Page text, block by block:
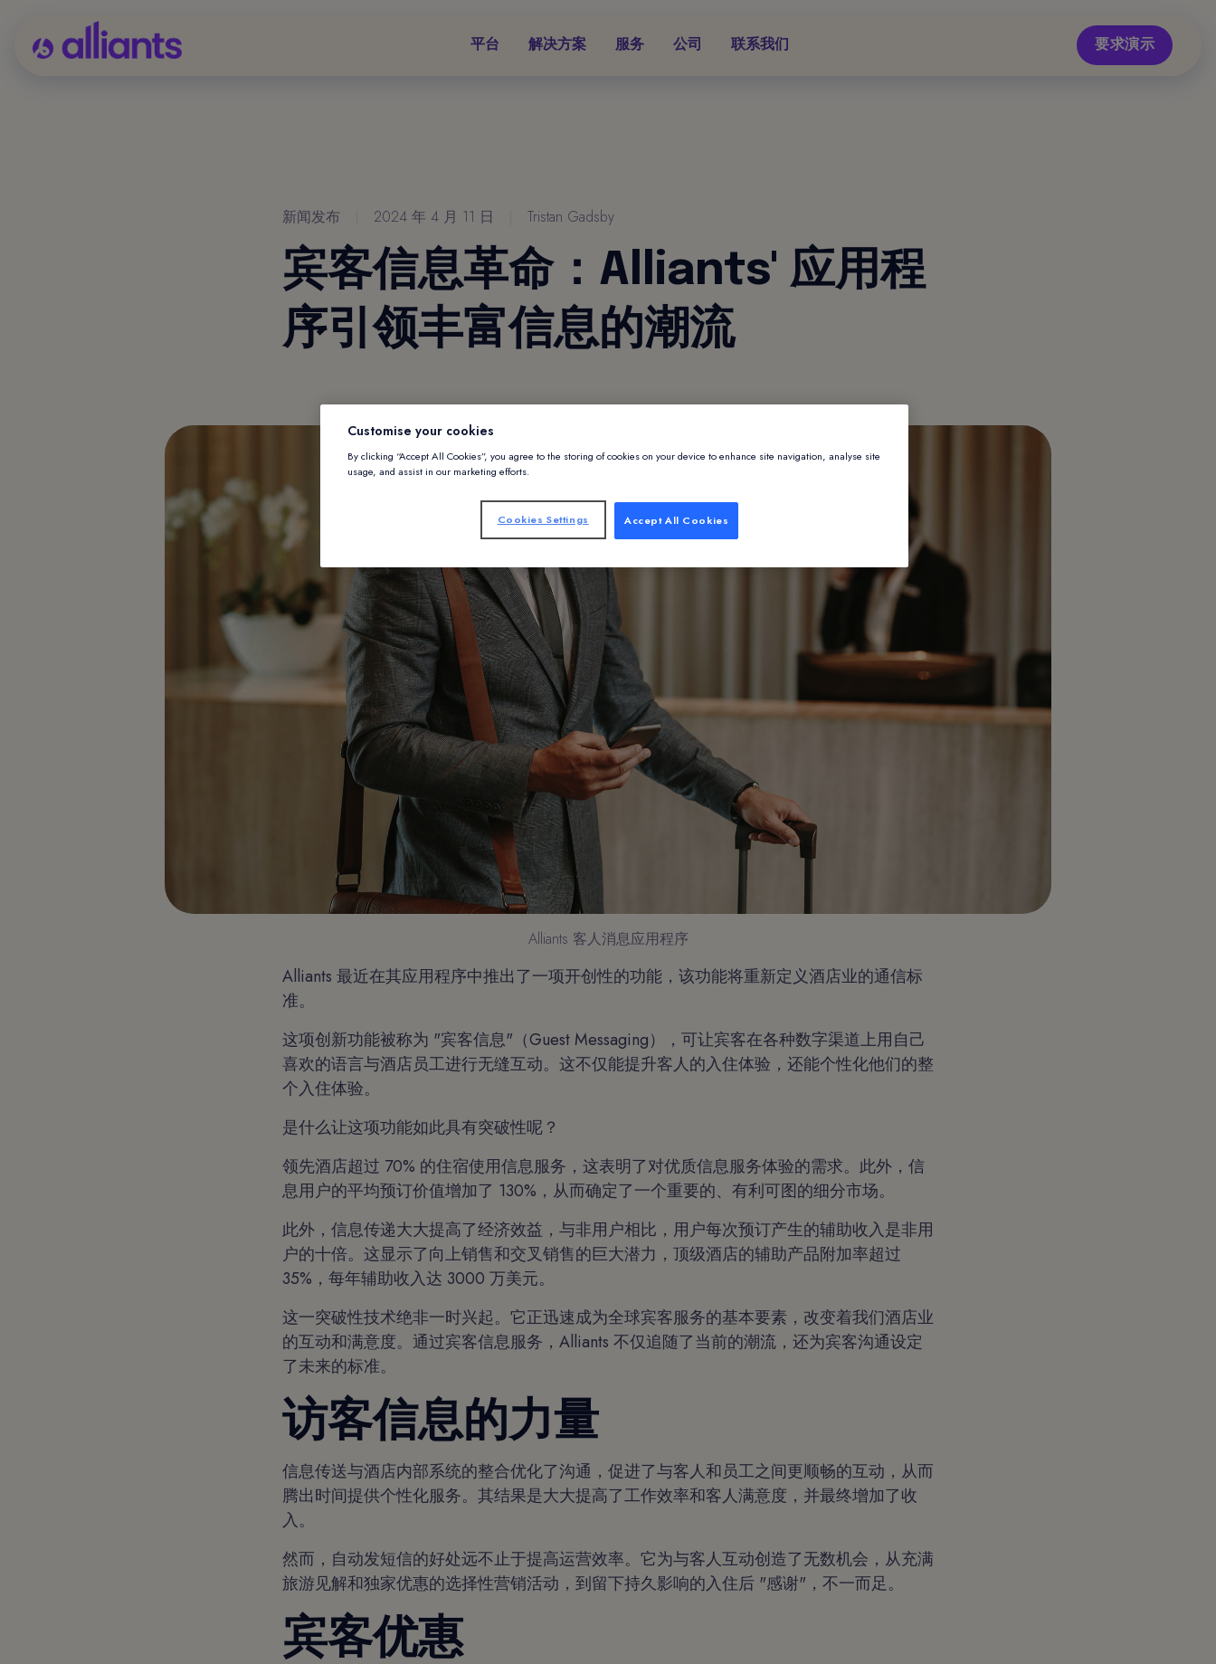
平台 解决方案 服务 公司 联系我们 要求演示
新闻发布 2024 年 4 月 11 日 Tristan Gadsby
宾客信息革命：Alliants' 应用程
序引领丰富信息的潮流
Alliants 客人消息应用程序
Alliants 最近在其应用程序中推出了一项开创性的功能，该功能将重新定义酒店业的通信标
准。
这项创新功能被称为 "宾客信息"（Guest Messaging），可让宾客在各种数字渠道上用自己
喜欢的语言与酒店员工进行无缝互动。这不仅能提升客人的入住体验，还能个性化他们的整
个入住体验。
是什么让这项功能如此具有突破性呢？
领先酒店超过 70% 的住宿使用信息服务，这表明了对优质信息服务体验的需求。此外，信
息用户的平均预订价值增加了 130%，从而确定了一个重要的、有利可图的细分市场。
此外，信息传递大大提高了经济效益，与非用户相比，用户每次预订产生的辅助收入是非用
户的十倍。这显示了向上销售和交叉销售的巨大潜力，顶级酒店的辅助产品附加率超过
35%，每年辅助收入达 3000 万美元。
这一突破性技术绝非一时兴起。它正迅速成为全球宾客服务的基本要素，改变着我们酒店业
的互动和满意度。通过宾客信息服务，Alliants 不仅追随了当前的潮流，还为宾客沟通设定
了未来的标准。
访客信息的力量
信息传送与酒店内部系统的整合优化了沟通，促进了与客人和员工之间更顺畅的互动，从而
腾出时间提供个性化服务。其结果是大大提高了工作效率和客人满意度，并最终增加了收
入。
然而，自动发短信的好处远不止于提高运营效率。它为与客人互动创造了无数机会，从充满
旅游见解和独家优惠的选择性营销活动，到留下持久影响的入住后 "感谢"，不一而足。
宾客优惠
Customise your cookies
By clicking “Accept All Cookies”, you agree to the storing of cookies on your device to enhance site navigation, analyse site
usage, and assist in our marketing efforts.
Accept All Cookies
Cookies Settings